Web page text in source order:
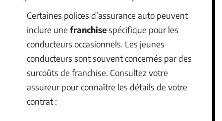
Certaines polices d’assurance auto peuvent
inclure une franchisespécifique pour les
conducteurs occasionnels. Les jeunes
conducteurs sont souvent concernés par des
surcoûts de franchise. Consultez votre
assureur pour connaître les détails de votre
contrat :